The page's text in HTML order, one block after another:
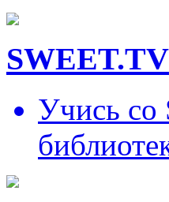
SWEET.TV
Учись со